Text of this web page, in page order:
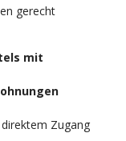
gerecht
mit
Zugang